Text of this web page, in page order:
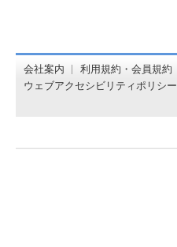
会社案内 利用規約・会員規約
ウェブアクセシビリティポリシー